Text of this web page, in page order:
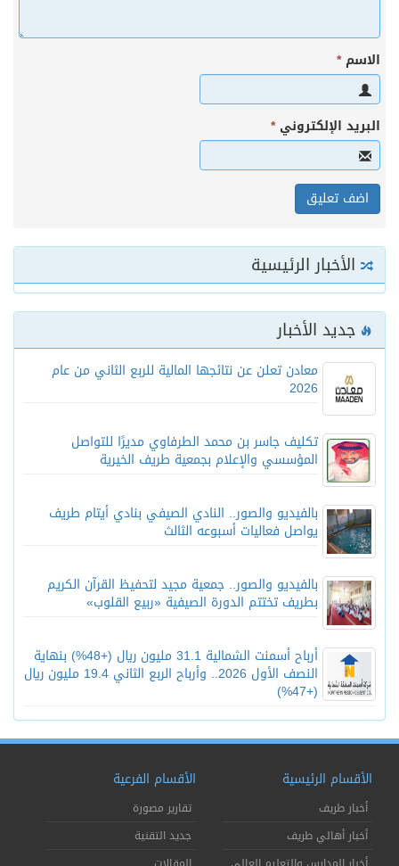
الاسم*
البريد الإلكتروني*
الأخبار الرئيسية
جديد الأخبار
معادن تعلن عن نتائجها المالية للربع الثاني من عام
2026
تكليف جاسر بن محمد الطرفاوي مديرًا للتواصل
المؤسسي والإعلام بجمعية طريف الخيرية
بالفيديو والصور.. النادي الصيفي بنادي أيتام طريف
يواصل فعاليات أسبوعه الثالث
بالفيديو والصور.. جمعية مجيد لتحفيظ القرآن الكريم
بطريف تختتم الدورة الصيفية «ربيع القلوب»
أرباح أسمنت الشمالية 31.1 مليون ريال (+48%) بنهاية
النصف الأول 2026.. وأرباح الربع الثاني 19.4 مليون ريال
(+47%)
الأقسام الرئيسية
أخبار طريف
أخبار أهالي طريف
الأقسام الفرعية
تقارير مصورة
جديد التقنية